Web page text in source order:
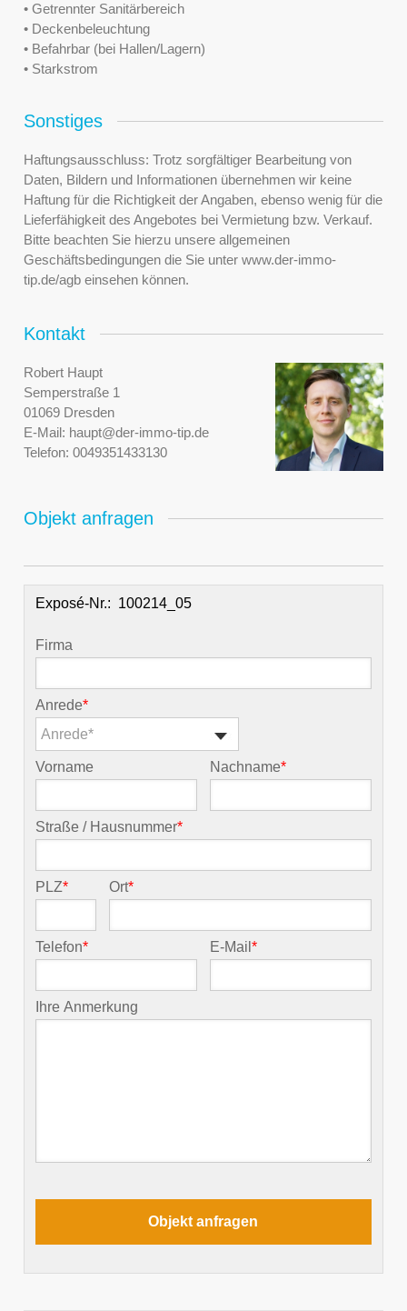
• Getrennter Sanitärbereich
• Deckenbeleuchtung
• Befahrbar (bei Hallen/Lagern)
• Starkstrom
Sonstiges
Haftungsausschluss: Trotz sorgfältiger Bearbeitung von
Daten, Bildern und Informationen übernehmen wir keine
Haftung für die Richtigkeit der Angaben, ebenso wenig für die
Lieferfähigkeit des Angebotes bei Vermietung bzw. Verkauf.
Bitte beachten Sie hierzu unsere allgemeinen
Geschäftsbedingungen die Sie unter www.der-immo-
tip.de/agb einsehen können.
Kontakt
Robert Haupt
Semperstraße 1
01069 Dresden
E-Mail: haupt@der-immo-tip.de
Telefon: 0049351433130
Objekt anfragen
Exposé-Nr.:
Firma
Anrede*
Anrede*
Vorname Nachname*
Straße / Hausnummer*
PLZ* Ort*
Telefon* E-Mail*
Ihre Anmerkung